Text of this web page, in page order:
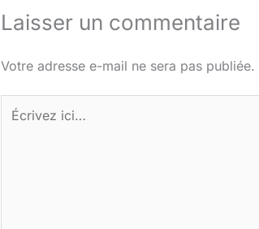
Laisser un commentaire
Votre adresse e-mail ne sera pas publiée.
ici…